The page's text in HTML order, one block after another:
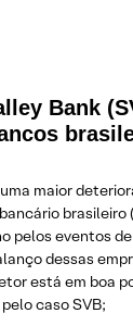
Bank
maior
brasileiro
pelos eventos
dessas
está em boa
caso SVB;